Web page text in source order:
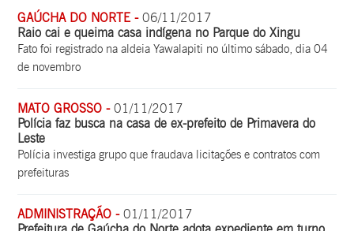
GAÚCHA DO NORTE -06/11/2017
Raio cai e queima casa indígena no Parque do Xingu
Fato foi registrado na aldeia Yawalapiti no último sábado, dia 04
de novembro
MATO GROSSO -01/11/2017
Polícia faz busca na casa de ex-prefeito de Primavera do
Leste
Polícia investiga grupo que fraudava licitações e contratos com
prefeituras
ADMINISTRAÇÃO -01/11/2017